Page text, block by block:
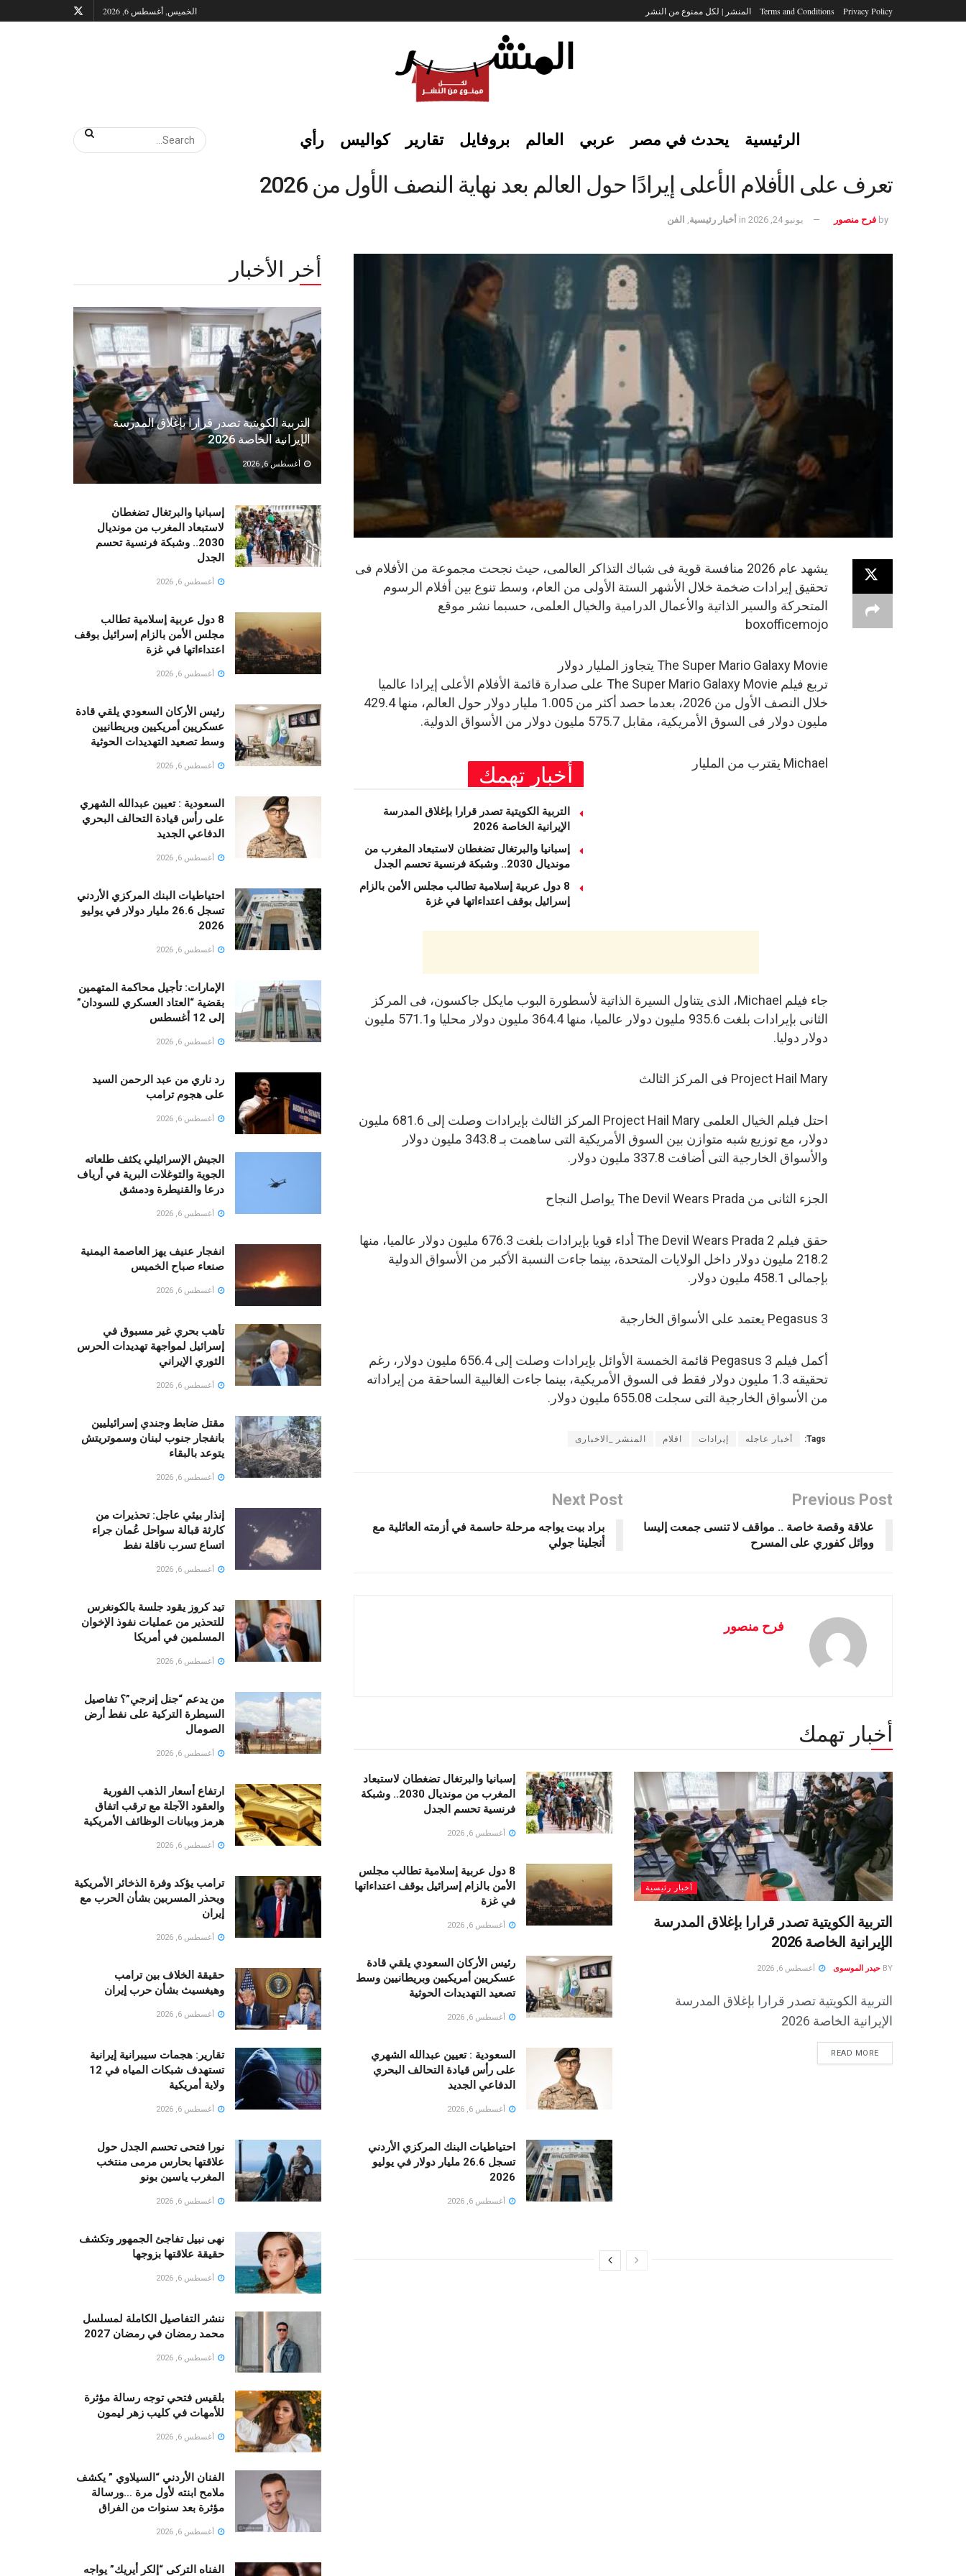
Privacy Policy
Terms and Conditions المنشر | لكل ممنوع من النشر الخميس, أغسطس 6, 2026
الرئيسية يحدث في مصر عربي العالم بروفايل تقارير كواليس رأي
تعرف على الأفلام الأعلى إيرادًا حول العالم بعد نهاية النصف الأول من 2026
by فرح منصور يونيو 24, 2026 in أخبار رئيسية الفن
يشهد عام 2026 منافسة قوية فى شباك التذاكر العالمى، حيث نجحت مجموعة من الأفلام فى
تحقيق إيرادات ضخمة خلال الأشهر الستة الأولى من العام، وسط تنوع بين أفلام الرسوم
المتحركة والسير الذاتية والأعمال الدرامية والخيال العلمى، حسبما نشر موقع
boxofficemojo
The Super Mario Galaxy Movie يتجاوز المليار دولار
تربع فيلم The Super Mario Galaxy Movie على صدارة قائمة الأفلام الأعلى إيرادا عالميا
خلال النصف الأول من 2026، بعدما حصد أكثر من 1.005 مليار دولار حول العالم، منها 429.4
مليون دولار فى السوق الأمريكية، مقابل 575.7 مليون دولار من الأسواق الدولية.
أخبار تهمك
التربية الكويتية تصدر قرارا بإغلاق المدرسة
الإيرانية الخاصة 2026
إسبانيا والبرتغال تضغطان لاستبعاد المغرب من
مونديال 2030.. وشبكة فرنسية تحسم الجدل
8 دول عربية إسلامية تطالب مجلس الأمن بالزام
إسرائيل بوقف اعتداءاتها في غزة
Michael يقترب من المليار
جاء فيلم Michael، الذى يتناول السيرة الذاتية لأسطورة البوب مايكل جاكسون، فى المركز
الثانى بإيرادات بلغت 935.6 مليون دولار عالميا، منها 364.4 مليون دولار محليا و571.1 مليون
دولار دوليا.
Project Hail Mary فى المركز الثالث
احتل فيلم الخيال العلمى Project Hail Mary المركز الثالث بإيرادات وصلت إلى 681.6 مليون
دولار، مع توزيع شبه متوازن بين السوق الأمريكية التى ساهمت بـ 343.8 مليون دولار
والأسواق الخارجية التى أضافت 337.8 مليون دولار.
الجزء الثانى من The Devil Wears Prada يواصل النجاح
حقق فيلم The Devil Wears Prada 2 أداء قويا بإيرادات بلغت 676.3 مليون دولار عالميا، منها
218.2 مليون دولار داخل الولايات المتحدة، بينما جاءت النسبة الأكبر من الأسواق الدولية
بإجمالى 458.1 مليون دولار.
Pegasus 3 يعتمد على الأسواق الخارجية
أكمل فيلم Pegasus 3 قائمة الخمسة الأوائل بإيرادات وصلت إلى 656.4 مليون دولار، رغم
تحقيقه 1.3 مليون دولار فقط فى السوق الأمريكية، بينما جاءت الغالبية الساحقة من إيراداته
من الأسواق الخارجية التى سجلت 655.08 مليون دولار.
Tags: أخبار عاجله إيرادات افلام المنشر _الاخبارى
Previous Post
علاقة وقصة خاصة .. مواقف لا تنسى جمعت إليسا
ووائل كفوري على المسرح
Next Post
براد بيت يواجه مرحلة حاسمة في أزمته العائلية مع
أنجلينا جولي
فرح منصور
أخبار تهمك
أخبار رئيسية
التربية الكويتية تصدر قرارا بإغلاق المدرسة
الإيرانية الخاصة 2026
BY حيدر الموسوى أغسطس 6, 2026
التربية الكويتية تصدر قرارا بإغلاق المدرسة
الإيرانية الخاصة 2026
READ MORE
إسبانيا والبرتغال تضغطان لاستبعاد
المغرب من مونديال 2030.. وشبكة
فرنسية تحسم الجدل
أغسطس 6, 2026
8 دول عربية إسلامية تطالب مجلس
الأمن بالزام إسرائيل بوقف اعتداءاتها
في غزة
أغسطس 6, 2026
رئيس الأركان السعودي يلقي قادة
عسكريين أمريكيين وبريطانيين وسط
تصعيد التهديدات الحوثية
أغسطس 6, 2026
السعودية : تعيين عبدالله الشهري
على رأس قيادة التحالف البحري
الدفاعي الجديد
أغسطس 6, 2026
احتياطيات البنك المركزي الأردني
تسجل 26.6 مليار دولار في يوليو
2026
أغسطس 6, 2026
أخر الأخبار
التربية الكويتية تصدر قرارا بإغلاق المدرسة
الإيرانية الخاصة 2026
أغسطس 6, 2026
إسبانيا والبرتغال تضغطان
لاستبعاد المغرب من مونديال
2030.. وشبكة فرنسية تحسم
الجدل
أغسطس 6, 2026
8 دول عربية إسلامية تطالب
مجلس الأمن بالزام إسرائيل بوقف
اعتداءاتها في غزة
أغسطس 6, 2026
رئيس الأركان السعودي يلقي قادة
عسكريين أمريكيين وبريطانيين
وسط تصعيد التهديدات الحوثية
أغسطس 6, 2026
السعودية : تعيين عبدالله الشهري
على رأس قيادة التحالف البحري
الدفاعي الجديد
أغسطس 6, 2026
احتياطيات البنك المركزي الأردني
تسجل 26.6 مليار دولار في يوليو
2026
أغسطس 6, 2026
الإمارات: تأجيل محاكمة المتهمين
بقضية “العتاد العسكري للسودان”
إلى 12 أغسطس
أغسطس 6, 2026
رد ناري من عبد الرحمن السيد
على هجوم ترامب
أغسطس 6, 2026
الجيش الإسرائيلي يكثف طلعاته
الجوية والتوغلات البرية في أرياف
درعا والقنيطرة ودمشق
أغسطس 6, 2026
انفجار عنيف يهز العاصمة اليمنية
صنعاء صباح الخميس
أغسطس 6, 2026
تأهب بحري غير مسبوق في
إسرائيل لمواجهة تهديدات الحرس
الثوري الإيراني
أغسطس 6, 2026
مقتل ضابط وجندي إسرائيليين
بانفجار جنوب لبنان وسموتريتش
يتوعد بالبقاء
أغسطس 6, 2026
إنذار بيئي عاجل: تحذيرات من
كارثة قبالة سواحل عُمان جراء
اتساع تسرب ناقلة نفط
أغسطس 6, 2026
تيد كروز يقود جلسة بالكونغرس
للتحذير من عمليات نفوذ الإخوان
المسلمين في أمريكا
أغسطس 6, 2026
من يدعم “جنل إنرجي”؟ تفاصيل
السيطرة التركية على نفط أرض
الصومال
أغسطس 6, 2026
ارتفاع أسعار الذهب الفورية
والعقود الآجلة مع ترقب اتفاق
هرمز وبيانات الوظائف الأمريكية
أغسطس 6, 2026
ترامب يؤكد وفرة الذخائر الأمريكية
ويحذر المسربين بشأن الحرب مع
إيران
أغسطس 6, 2026
حقيقة الخلاف بين ترامب
وهيغسيث بشأن حرب إيران
أغسطس 6, 2026
تقارير: هجمات سيبرانية إيرانية
تستهدف شبكات المياه في 12
ولاية أمريكية
أغسطس 6, 2026
نورا فتحى تحسم الجدل حول
علاقتها بحارس مرمى منتخب
المغرب ياسين بونو ‏
أغسطس 6, 2026
نهى نبيل تفاجئ الجمهور وتكشف
حقيقة علاقتها بزوجها
أغسطس 6, 2026
ننشر التفاصيل الكاملة لمسلسل
محمد رمضان في رمضان 2027
أغسطس 6, 2026
بلقيس فتحي توجه رسالة مؤثرة
للأمهات في كليب زهر ليمون ‏
أغسطس 6, 2026
الفنان الأردني “السيلاوي ” يكشف
ملامح ابنته لأول مرة …ورسالة
مؤثرة بعد سنوات من الفراق
أغسطس 6, 2026
الفناه التركى “إلكر أيريك” يواجه